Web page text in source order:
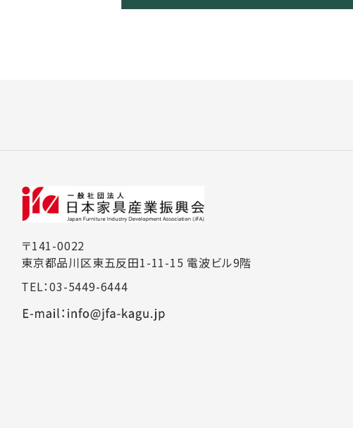
〒141-0022
東京都品川区東五反田1-11-15 電波ビル9階
TEL：03-5449-6444